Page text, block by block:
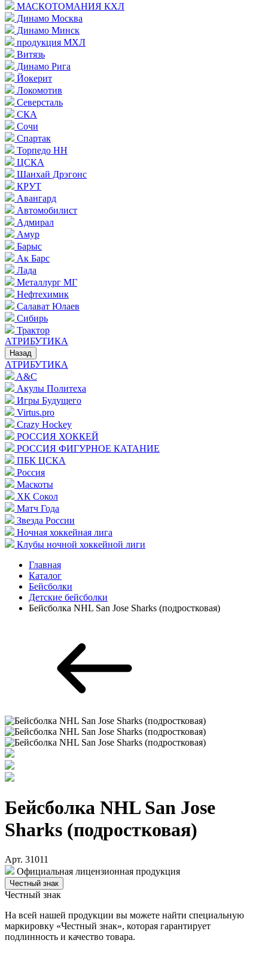
МАСКОТОМАНИЯ КХЛ
Динамо Москва
Динамо Минск
продукция МХЛ
Витязь
Динамо Рига
Йокерит
Локомотив
Северсталь
СКА
Сочи
Спартак
Торпедо НН
ЦСКА
Шанхай Дрэгонс
КРУТ
Авангард
Автомобилист
Адмирал
Амур
Барыс
Ак Барс
Лада
Металлург МГ
Нефтехимик
Салават Юлаев
Сибирь
Трактор
АТРИБУТИКА
Назад
АТРИБУТИКА
A&C
Акулы Политеха
Игры Будущего
Virtus.pro
Crazy Hockey
РОССИЯ ХОККЕЙ
РОССИЯ ФИГУРНОЕ КАТАНИЕ
ПБК ЦСКА
Россия
Маскоты
ХК Сокол
Матч Года
Звезда России
Ночная хоккейная лига
Клубы ночной хоккейной лиги
Главная
Каталог
Бейсболки
Детские бейсболки
Бейсболка NHL San Jose Sharks (подростковая)
Бейсболка NHL San Jose
Sharks (подростковая)
Арт. 31011
Официальная лицензионная продукция
Честный знак
Честный знак
На всей нашей продукции вы можете найти специальную
маркировку «Честный знак», которая гарантирует
подлинность и качество товара.